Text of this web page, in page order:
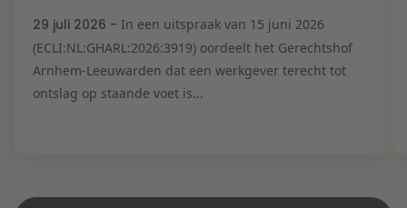
29 juli 2026 - In een uitspraak van 15 juni 2026
(ECLI:NL:GHARL:2026:3919) oordeelt het Gerechtshof
Arnhem-Leeuwarden dat een werkgever terecht tot
ontslag op staande voet is...